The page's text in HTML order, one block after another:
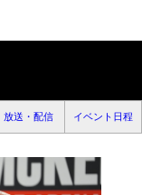
放送・配信 イベント日程